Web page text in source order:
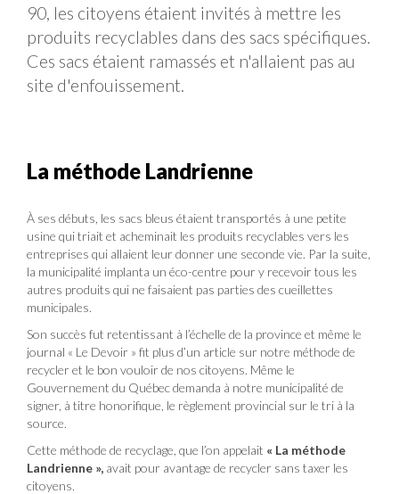
90, les citoyens étaient invités à mettre les
produits recyclables dans des sacs spécifiques.
Ces sacs étaient ramassés et n'allaient pas au
site d'enfouissement.
La méthode Landrienne
À ses débuts, les sacs bleus étaient transportés à une petite
usine qui triait et acheminait les produits recyclables vers les
entreprises qui allaient leur donner une seconde vie. Par la suite,
la municipalité implanta un éco-centre pour y recevoir tous les
autres produits qui ne faisaient pas parties des cueillettes
municipales.
Son succès fut retentissant à l’échelle de la province et même le
journal « Le Devoir » fit plus d’un article sur notre méthode de
recycler et le bon vouloir de nos citoyens. Même le
Gouvernement du Québec demanda à notre municipalité de
signer, à titre honorifique, le règlement provincial sur le tri à la
source.
Cette méthode de recyclage, que l’on appelait « La méthode
Landrienne », avait pour avantage de recycler sans taxer les
citoyens.